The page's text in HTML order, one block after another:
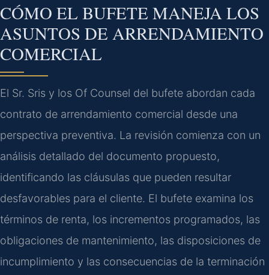
CÓMO EL BUFETE MANEJA LOS
ASUNTOS DE ARRENDAMIENTO
COMERCIAL
El Sr. Sris y los Of Counsel del bufete abordan cada
contrato de arrendamiento comercial desde una
perspectiva preventiva. La revisión comienza con un
análisis detallado del documento propuesto,
identificando las cláusulas que pueden resultar
desfavorables para el cliente. El bufete examina los
términos de renta, los incrementos programados, las
obligaciones de mantenimiento, las disposiciones de
incumplimiento y las consecuencias de la terminación